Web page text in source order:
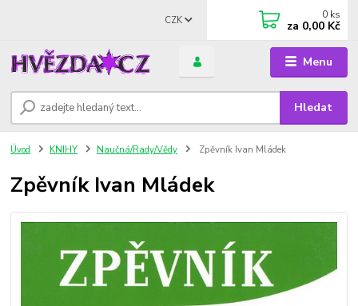
Menu
CZK
Hledat
0 ks
za 0,00 Kč
Úvod KNIHY Naučná/Rady/Vědy Zpěvník Ivan Mládek
Zpěvník Ivan Mládek